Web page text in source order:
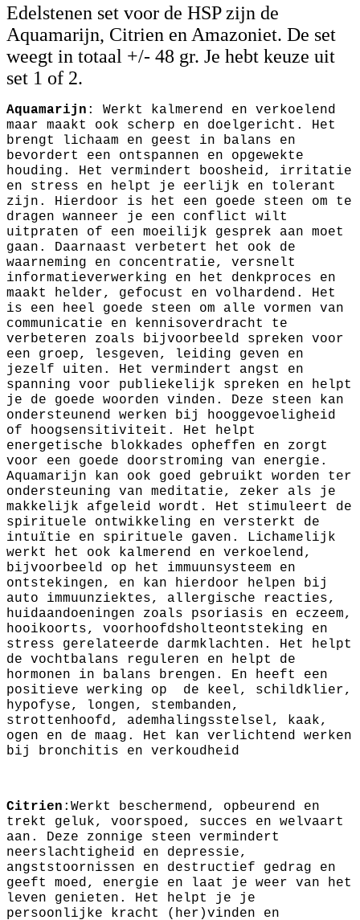
Edelstenen set voor de HSP zijn de
Aquamarijn, Citrien en Amazoniet. De set
weegt in totaal +/- 48 gr. Je hebt keuze uit
set 1 of 2.
Aquamarijn : Werkt kalmerend en verkoelend
maar maakt ook scherp en doelgericht. Het
brengt lichaam en geest in balans en
bevordert een ontspannen en opgewekte
houding. Het vermindert boosheid, irritatie
en stress en helpt je eerlijk en tolerant
zijn. Hierdoor is het een goede steen om te
dragen wanneer je een conflict wilt
uitpraten of een moeilijk gesprek aan moet
gaan. Daarnaast verbetert het ook de
waarneming en concentratie, versnelt
informatieverwerking en het denkproces en
maakt helder, gefocust en volhardend. Het
is een heel goede steen om alle vormen van
communicatie en kennisoverdracht te
verbeteren zoals bijvoorbeeld spreken voor
een groep, lesgeven, leiding geven en
jezelf uiten. Het vermindert angst en
spanning voor publiekelijk spreken en helpt
je de goede woorden vinden. Deze steen kan
ondersteunend werken bij hooggevoeligheid
of hoogsensitiviteit. Het helpt
energetische blokkades opheffen en zorgt
voor een goede doorstroming van energie.
Aquamarijn kan ook goed gebruikt worden ter
ondersteuning van meditatie, zeker als je
makkelijk afgeleid wordt. Het stimuleert de
spirituele ontwikkeling en versterkt de
intuïtie en spirituele gaven. Lichamelijk
werkt het ook kalmerend en verkoelend,
bijvoorbeeld op het immuunsysteem en
ontstekingen, en kan hierdoor helpen bij
auto immuunziektes, allergische reacties,
huidaandoeningen zoals psoriasis en eczeem,
hooikoorts, voorhoofdsholteontsteking en
stress gerelateerde darmklachten. Het helpt
de vochtbalans reguleren en helpt de
hormonen in balans brengen. En heeft een
positieve werking op de keel, schildklier,
hypofyse, longen, stembanden,
strottenhoofd, ademhalingsstelsel, kaak,
ogen en de maag. Het kan verlichtend werken
bij bronchitis en verkoudheid
Citrien :Werkt beschermend, opbeurend en
trekt geluk, voorspoed, succes en welvaart
aan. Deze zonnige steen vermindert
neerslachtigheid en depressie,
angststoornissen en destructief gedrag en
geeft moed, energie en laat je weer van het
leven genieten. Het helpt je je
persoonlijke kracht (her)vinden en